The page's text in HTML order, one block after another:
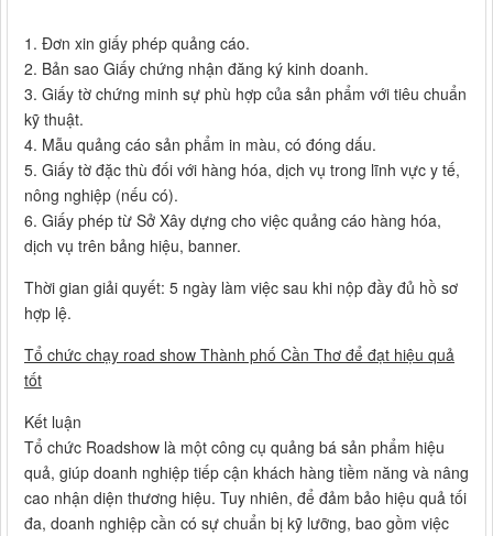
1. Đơn xin giấy phép quảng cáo.
2. Bản sao Giấy chứng nhận đăng ký kinh doanh.
3. Giấy tờ chứng minh sự phù hợp của sản phẩm với tiêu chuẩn
kỹ thuật.
4. Mẫu quảng cáo sản phẩm in màu, có đóng dấu.
5. Giấy tờ đặc thù đối với hàng hóa, dịch vụ trong lĩnh vực y tế,
nông nghiệp (nếu có).
6. Giấy phép từ Sở Xây dựng cho việc quảng cáo hàng hóa,
dịch vụ trên bảng hiệu, banner.
Thời gian giải quyết: 5 ngày làm việc sau khi nộp đầy đủ hồ sơ
hợp lệ.
Tổ chức chạy road show Thành phố Cần Thơ để đạt hiệu quả
tốt
Kết luận
Tổ chức Roadshow là một công cụ quảng bá sản phẩm hiệu
quả, giúp doanh nghiệp tiếp cận khách hàng tiềm năng và nâng
cao nhận diện thương hiệu. Tuy nhiên, để đảm bảo hiệu quả tối
đa, doanh nghiệp cần có sự chuẩn bị kỹ lưỡng, bao gồm việc